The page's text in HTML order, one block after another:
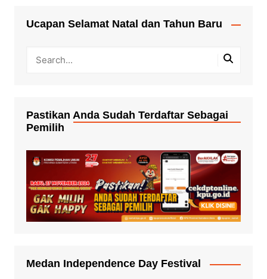
Ucapan Selamat Natal dan Tahun Baru
Pastikan Anda Sudah Terdaftar Sebagai
Pemilih
Medan Independence Day Festival